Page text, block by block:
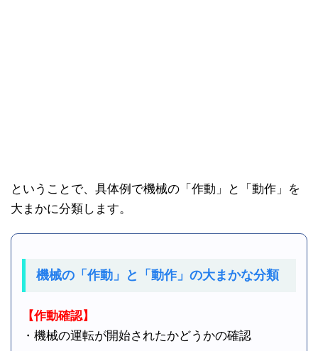
ということで、具体例で機械の「作動」と「動作」を
大まかに分類します。
機械の「作動」と「動作」の大まかな分類
【作動確認】
・機械の運転が開始されたかどうかの確認